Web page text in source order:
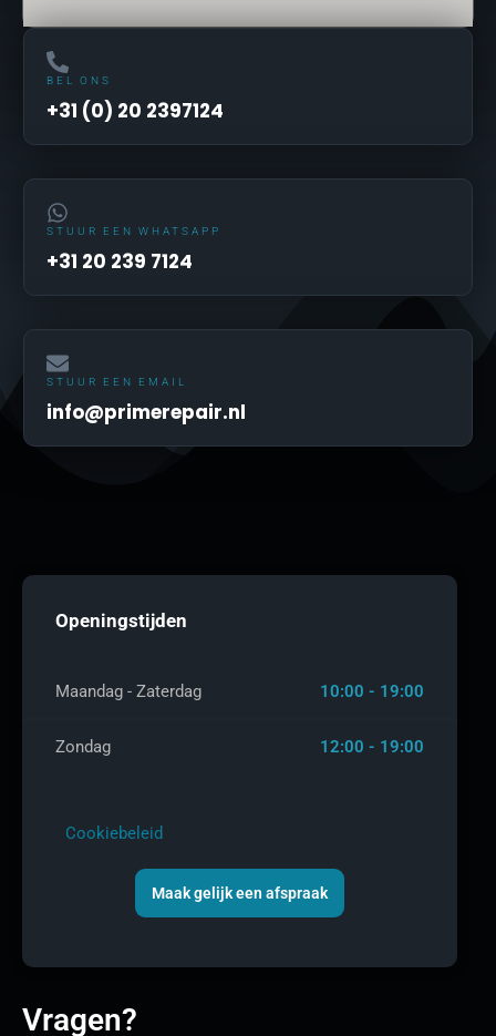
BEL ONS
+31 (0) 20 2397124
STUUR EEN WHATSAPP
+31 20 239 7124
STUUR EEN EMAIL
info@primerepair.nl
Openingstijden
Maandag - Zaterdag 10:00 - 19:00
Zondag 12:00 - 19:00
Cookiebeleid
Maak gelijk een afspraak
Vragen?